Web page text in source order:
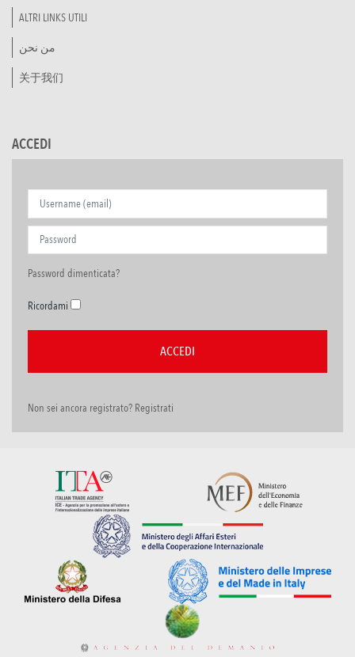
ALTRI LINKS UTILI
من نحن
关于我们
ACCEDI
Password dimenticata?
Ricordami
Non sei ancora registrato? Registrati